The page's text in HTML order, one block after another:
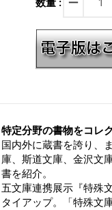
特定分野の書物をコレ
国内外に蔵書を誇り、
庫、斯道文庫、金沢文
書を紹介。
五文庫連携展示『特殊
タイアップ。「特殊文